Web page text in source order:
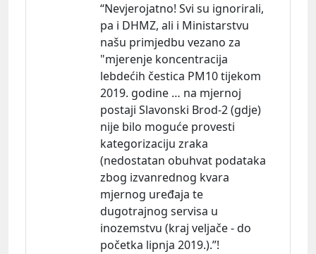
“Nevjerojatno! Svi su ignorirali,
pa i DHMZ, ali i Ministarstvu
našu primjedbu vezano za
"mjerenje koncentracija
lebdećih čestica PM10 tijekom
2019. godine … na mjernoj
postaji Slavonski Brod-2 (gdje)
nije bilo moguće provesti
kategorizaciju zraka
(nedostatan obuhvat podataka
zbog izvanrednog kvara
mjernog uređaja te
dugotrajnog servisa u
inozemstvu (kraj veljače - do
početka lipnja 2019.).”!